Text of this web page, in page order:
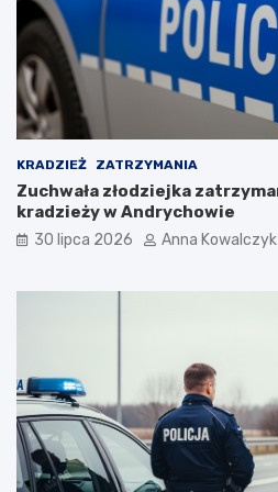
i
p
o
p
a
n
d
e
m
i
KRADZIEŻ ZATRZYMANIA
Zuchwała złodziejka
kradzieży w Andrychowie
30 lipca 2026 Anna Kowalczyk